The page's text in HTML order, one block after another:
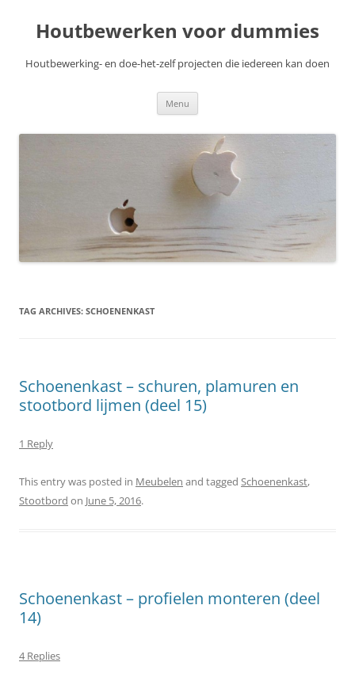
content
Houtbewerken voor dummies
Houtbewerking- en doe-het-zelf projecten die iedereen kan doen
Menu
TAG ARCHIVES: SCHOENENKAST
Schoenenkast – schuren, plamuren en
stootbord lijmen (deel 15)
1 Reply
This entry was posted in Meubelen and tagged Schoenenkast,
Stootbord on June 5, 2016.
Schoenenkast – profielen monteren (deel
14)
4 Replies